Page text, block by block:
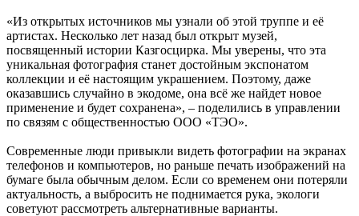
«Из открытых источников мы узнали об этой труппе и её
артистах. Несколько лет назад был открыт музей,
посвященный истории Казгосцирка. Мы уверены, что эта
уникальная фотография станет достойным экспонатом
коллекции и её настоящим украшением. Поэтому, даже
оказавшись случайно в экодоме, она всё же найдет новое
применение и будет сохранена», – поделились в управлении
по связям с общественностью ООО «ТЭО».
Современные люди привыкли видеть фотографии на экранах
телефонов и компьютеров, но раньше печать изображений на
бумаге была обычным делом. Если со временем они потеряли
актуальность, а выбросить не поднимается рука, экологи
советуют рассмотреть альтернативные варианты.